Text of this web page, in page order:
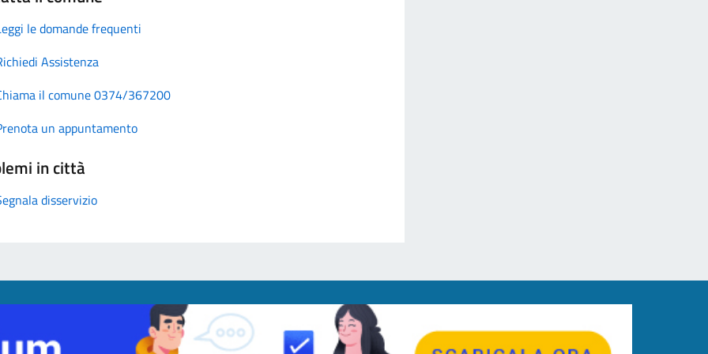
le domande frequenti
Assistenza
il comune 0374/367200
un appuntamento
in città
disservizio